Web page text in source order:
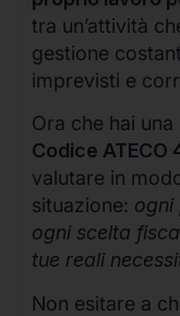
tra un’attività
gestione
imprevisti e
Ora che hai
Codice ATECO
valutare in
situazione: ogni
ogni scelta
tue reali
Non esitare a